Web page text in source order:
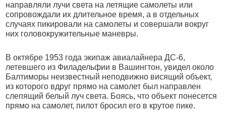
направляли лучи света на летящие самолеты или
сопровождали их длительное время, а в отдельных
случаях пикировали на самолеты и совершали вокруг
них головокружительные маневры.
В октябре 1953 года экипаж авиалайнера ДС-6,
летевшего из Филадельфии в Вашингтон, увидел около
Балтиморы неизвестный неподвижно висящий объект,
из которого вдруг прямо на самолет был направлен
слепящий белый луч света. Боясь, что объект понесется
прямо на самолет, пилот бросил его в крутое пике.